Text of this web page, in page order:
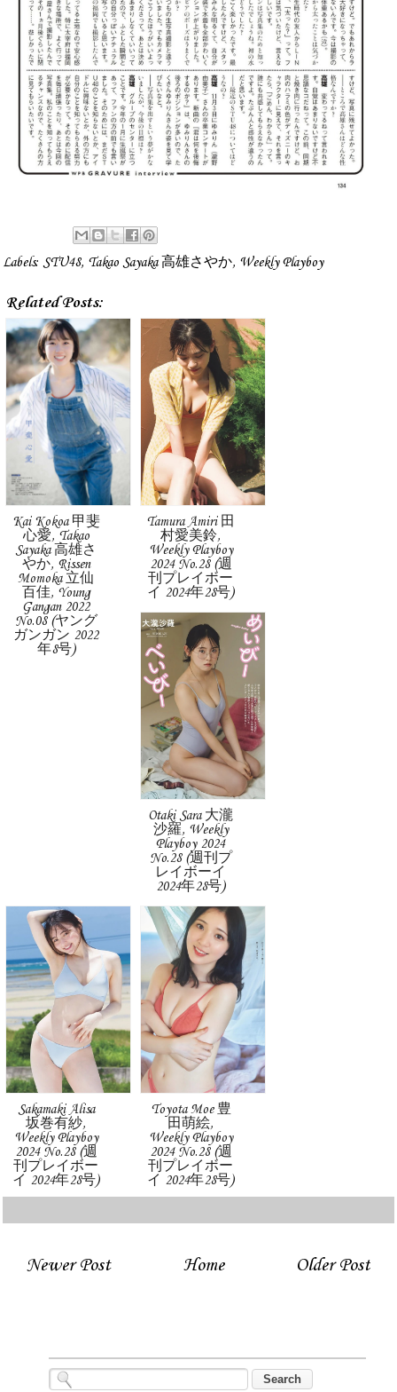
Labels: STU48, Takao Sayaka 高雄さやか, Weekly Playboy
Related Posts:
Kai Kokoa 甲斐
心愛, Takao
Sayaka 高雄さ
やか, Rissen
Momoka 立仙
百佳, Young
Gangan 2022
No.08 (ヤング
ガンガン 2022
年8号)
Tamura Amiri 田
村愛美鈴,
Weekly Playboy
2024 No.28 (週
刊プレイボー
イ 2024年28号)
Otaki Sara 大瀧
沙羅, Weekly
Playboy 2024
No.28 (週刊プ
レイボーイ
2024年28号)
Sakamaki Alisa
坂巻有紗,
Weekly Playboy
2024 No.28 (週
刊プレイボー
イ 2024年28号)
Toyota Moe 豊
田萌絵,
Weekly Playboy
2024 No.28 (週
刊プレイボー
イ 2024年28号)
Newer Post Older Post
Home